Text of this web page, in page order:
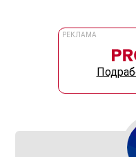
РЕКЛАМА